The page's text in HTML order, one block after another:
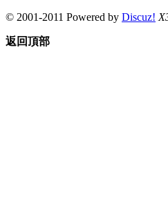
© 2001-2011 Powered by Discuz!
返回頂部